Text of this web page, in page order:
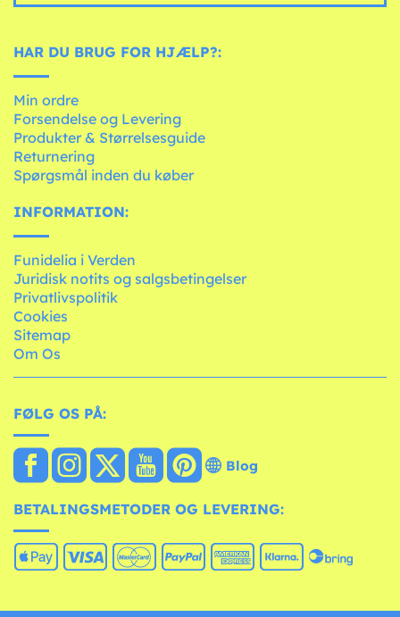
HAR DU BRUG FOR HJÆLP?:
Min ordre
Forsendelse og Levering
Produkter & Størrelsesguide
Returnering
Spørgsmål inden du køber
INFORMATION:
Funidelia i Verden
Juridisk notits og salgsbetingelser
Privatlivspolitik
Cookies
Sitemap
Om Os
FØLG OS PÅ:
Blog
BETALINGSMETODER OG LEVERING: